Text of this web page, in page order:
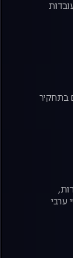
בתחקיר
ילדים בשדרות,
ערבי